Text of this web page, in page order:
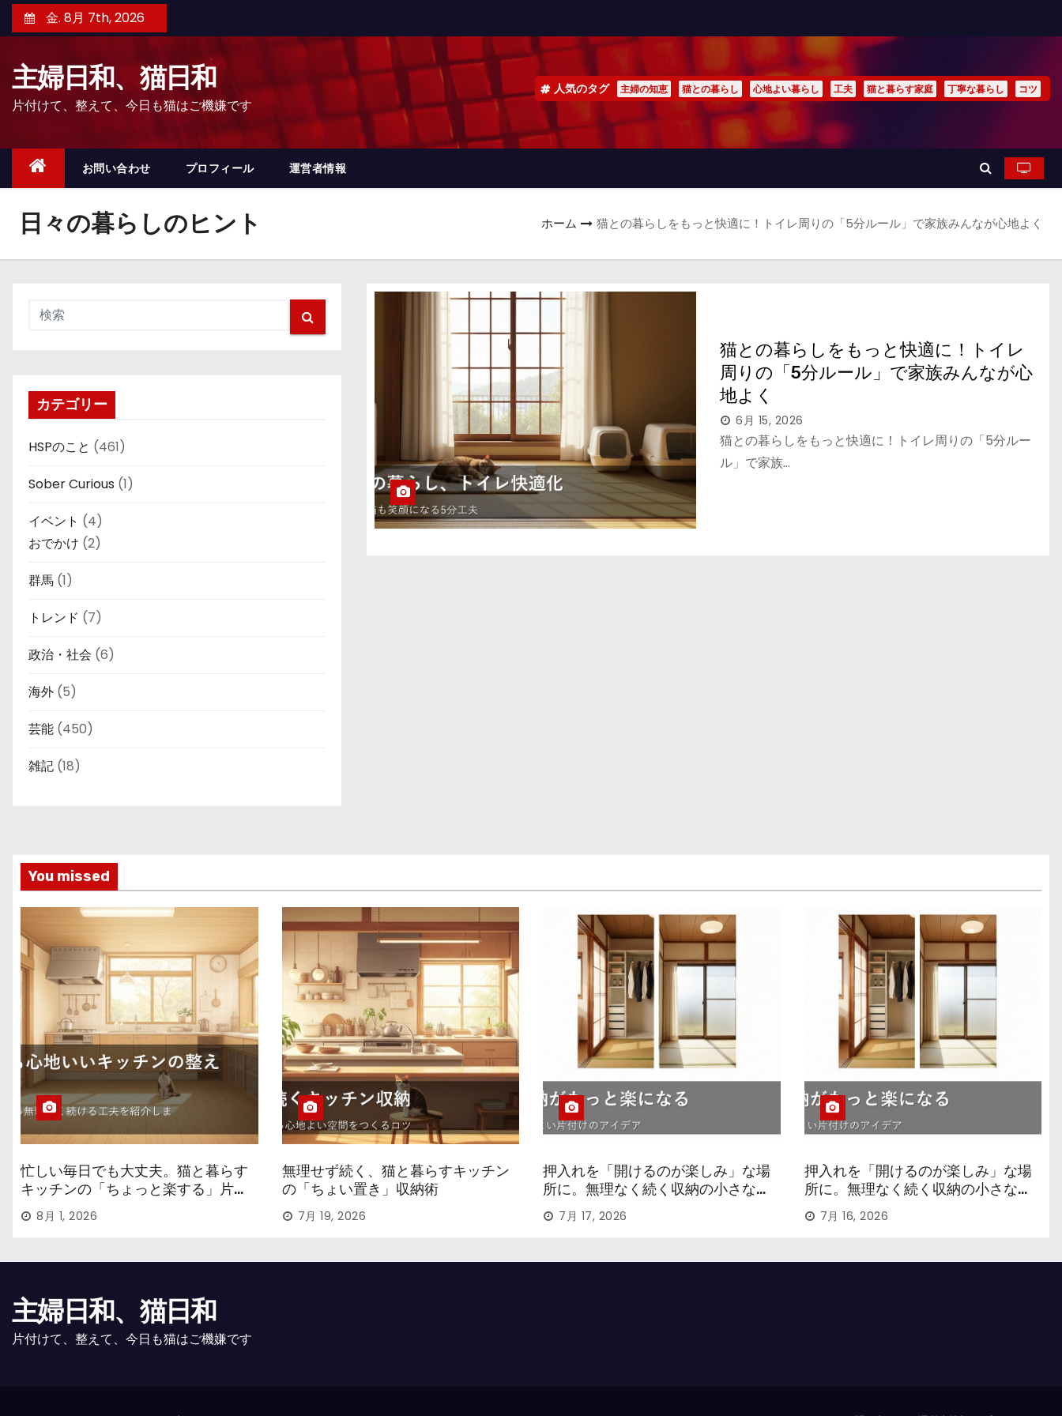
ン
ッ
金. 8月 7th, 2026
主婦日和、猫日和
片付けて、整えて、今日も猫はご機嫌です
人気のタグ 主婦の知恵 猫との暮らし 心地よい暮らし 工夫 猫と暮らす家庭 丁寧な暮らし コツ
お問い合わせ プロフィール 運営者情報
日々の暮らしのヒント ホーム 猫との暮らしをもっと快適に！トイレ周りの「5分ルール」で家族みんなが心地よく
カテゴリー
HSPのこと (461)
Sober Curious (1)
イベント (4)
おでかけ (2)
群馬 (1)
トレンド (7)
政治・社会 (6)
海外 (5)
芸能 (450)
雑記 (18)
猫との暮らしをもっと快適に！トイレ
周りの「5分ルール」で家族みんなが心
地よく
6月 15, 2026
猫との暮らしをもっと快適に！トイレ周りの「5分ルー
ル」で家族…
You missed
忙しい毎日でも大丈夫。猫と暮らす
キッチンの「ちょっと楽する」片付
け術8月 1, 2026
無理せず続く、猫と暮らすキッチン
の「ちょい置き」収納術
7月 19, 2026
押入れを「開けるのが楽しみ」な場
所に。無理なく続く収納の小さなコ
ツ 7月 17, 2026
押入れを「開けるのが楽しみ」な場
所に。無理なく続く収納の小さなコ
ツ 7月 16, 2026
主婦日和、猫日和
片付けて、整えて、今日も猫はご機嫌です